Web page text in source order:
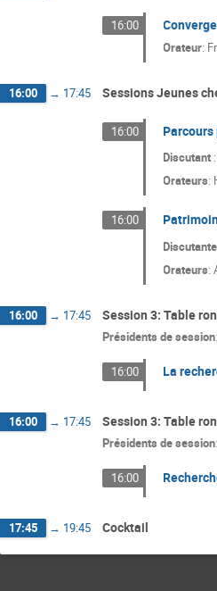
16:00
Orateur:
16:00 → 17:45 Sessions Jeunes
16:00
Discutant
Orateurs:
16:00
Discutante
Orateurs:
16:00 → 17:45 Session 3: Table
Présidents de session:
16:00 La
16:00 → 17:45 Session 3: Table
Présidents de session:
16:00
17:45 → 19:45 Cocktail